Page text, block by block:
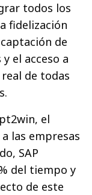
todos los
fidelización
de
el acceso a
de todas
el
las empresas
SAP
del tiempo y
de este